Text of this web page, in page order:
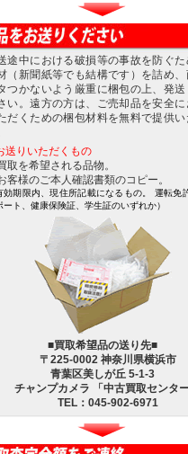
途中における破損等の事故を防ぐ
（新聞紙等でも結構です）を詰め
つかないよう厳重に梱包の上、発
い。遠方の方は、ご売却品を安全
だくための梱包材料を無料で提供
送りいただくもの
取を希望される品物。
客様のご本人確認書類のコピー。
効期限内、現住所記載になるもの。 運転免
ート、健康保険証、学生証のいずれか）
■買取希望品の送り先■
〒225-0002 神奈川県横浜市
青葉区美しが丘 5-1-3
チャンプカメラ 「中古買取センタ
TEL：045-902-6971